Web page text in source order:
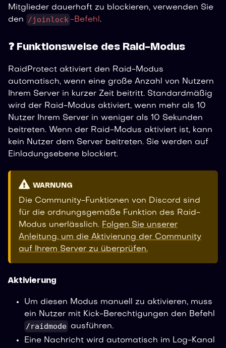
Mitglieder dauerhaft zu blockieren, verwenden Sie
den
/joinlock -Befehl.
❓ Funktionsweise des Raid-Modus
RaidProtect aktiviert den Raid-Modus
automatisch, wenn eine große Anzahl von Nutzern
Ihrem Server in kurzer Zeit beitritt. Standardmäßig
wird der Raid-Modus aktiviert, wenn mehr als 10
Nutzer Ihrem Server in weniger als 10 Sekunden
beitreten. Wenn der Raid-Modus aktiviert ist, kann
kein Nutzer dem Server beitreten. Sie werden auf
Einladungsebene blockiert.
WARNUNG
Die Community-Funktionen von Discord sind
für die ordnungsgemäße Funktion des Raid-
Modus unerlässlich. Folgen Sie unserer
Anleitung, um die Aktivierung der Community
auf Ihrem Server zu überprüfen.
Aktivierung
Um diesen Modus manuell zu aktivieren, muss
ein Nutzer mit Kick-Berechtigungen den Befehl
/raidmode ausführen.
Eine Nachricht wird automatisch im Log-Kanal